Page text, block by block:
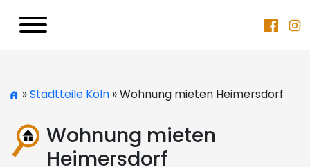
»Stadtteile Köln » Wohnung mieten Heimersdorf
Wohnung mieten
Heimersdorf